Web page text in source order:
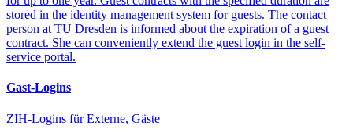
stored in the identity management system for guests. The contact
person at TU Dresden is informed about the expiration of a guest
contract. She can conveniently extend the guest login in the self-
service portal.
Gast-Logins
ZIH-Logins für Externe, Gäste